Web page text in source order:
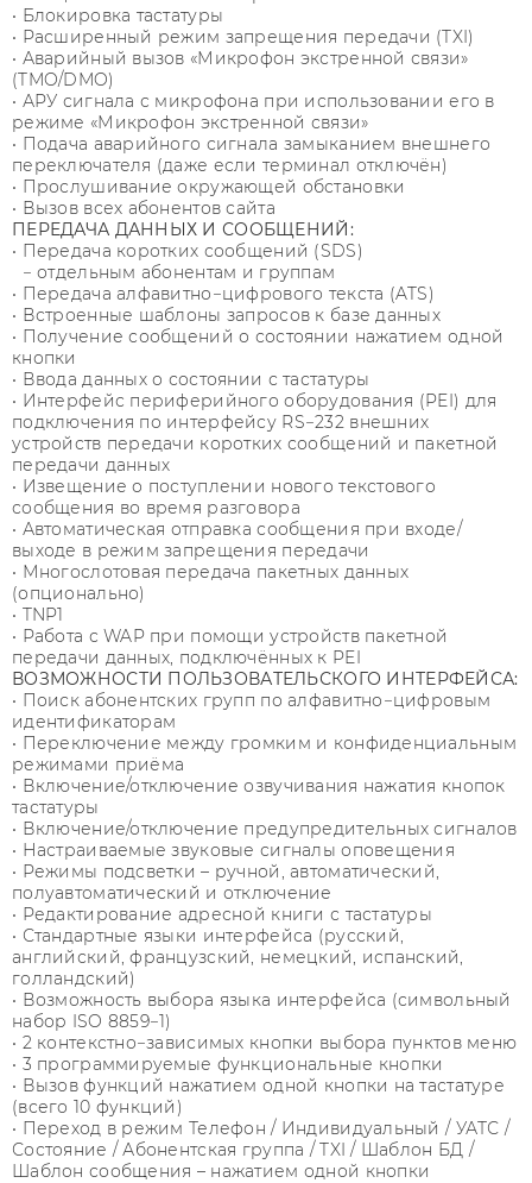
• Блокировка тастатуры
• Расширенный режим запрещения передачи (TXI)
• Аварийный вызов «Микрофон экстренной связи»
(TMO/DMO)
• АРУ сигнала с микрофона при использовании его в
режиме «Микрофон экстренной связи»
• Подача аварийного сигнала замыканием внешнего
переключателя (даже если терминал отключён)
• Прослушивание окружающей обстановки
• Вызов всех абонентов сайта
ПЕРЕДАЧА ДАННЫХ И СООБЩЕНИЙ:
• Передача коротких сообщений (SDS)
− отдельным абонентам и группам
• Передача алфавитно−цифрового текста (ATS)
• Встроенные шаблоны запросов к базе данных
• Получение сообщений о состоянии нажатием одной
кнопки
• Ввода данных о состоянии с тастатуры
• Интерфейс периферийного оборудования (PEI) для
подключения по интерфейсу RS−232 внешних
устройств передачи коротких сообщений и пакетной
передачи данных
• Извещение о поступлении нового текстового
сообщения во время разговора
• Автоматическая отправка сообщения при входе/
выходе в режим запрещения передачи
• Многослотовая передача пакетных данных
(опционально)
• TNP1
• Работа с WAP при помощи устройств пакетной
передачи данных, подключённых к PEI
ВОЗМОЖНОСТИ ПОЛЬЗОВАТЕЛЬСКОГО ИНТЕРФЕЙСА:
• Поиск абонентских групп по алфавитно−цифровым
идентификаторам
• Переключение между громким и конфиденциальным
режимами приёма
• Включение/отключение озвучивания нажатия кнопок
тастатуры
• Включение/отключение предупредительных сигналов
• Настраиваемые звуковые сигналы оповещения
• Режимы подсветки – ручной, автоматический,
полуавтоматический и отключение
• Редактирование адресной книги с тастатуры
• Стандартные языки интерфейса (русский,
английский, французский, немецкий, испанский,
голландский)
• Возможность выбора языка интерфейса (символьный
набор ISO 8859−1)
• 2 контекстно−зависимых кнопки выбора пунктов меню
• 3 программируемые функциональные кнопки
• Вызов функций нажатием одной кнопки на тастатуре
(всего 10 функций)
• Переход в режим Телефон / Индивидуальный / УАТС /
Состояние / Абонентская группа / TXI / Шаблон БД /
Шаблон сообщения – нажатием одной кнопки